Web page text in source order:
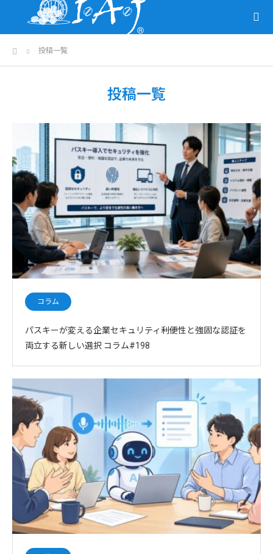
ホーム投稿一覧
投稿一覧
コラム
パスキーが変える企業セキュリティ――利便性と強固な認証を
両立する新しい選択 コラム#198